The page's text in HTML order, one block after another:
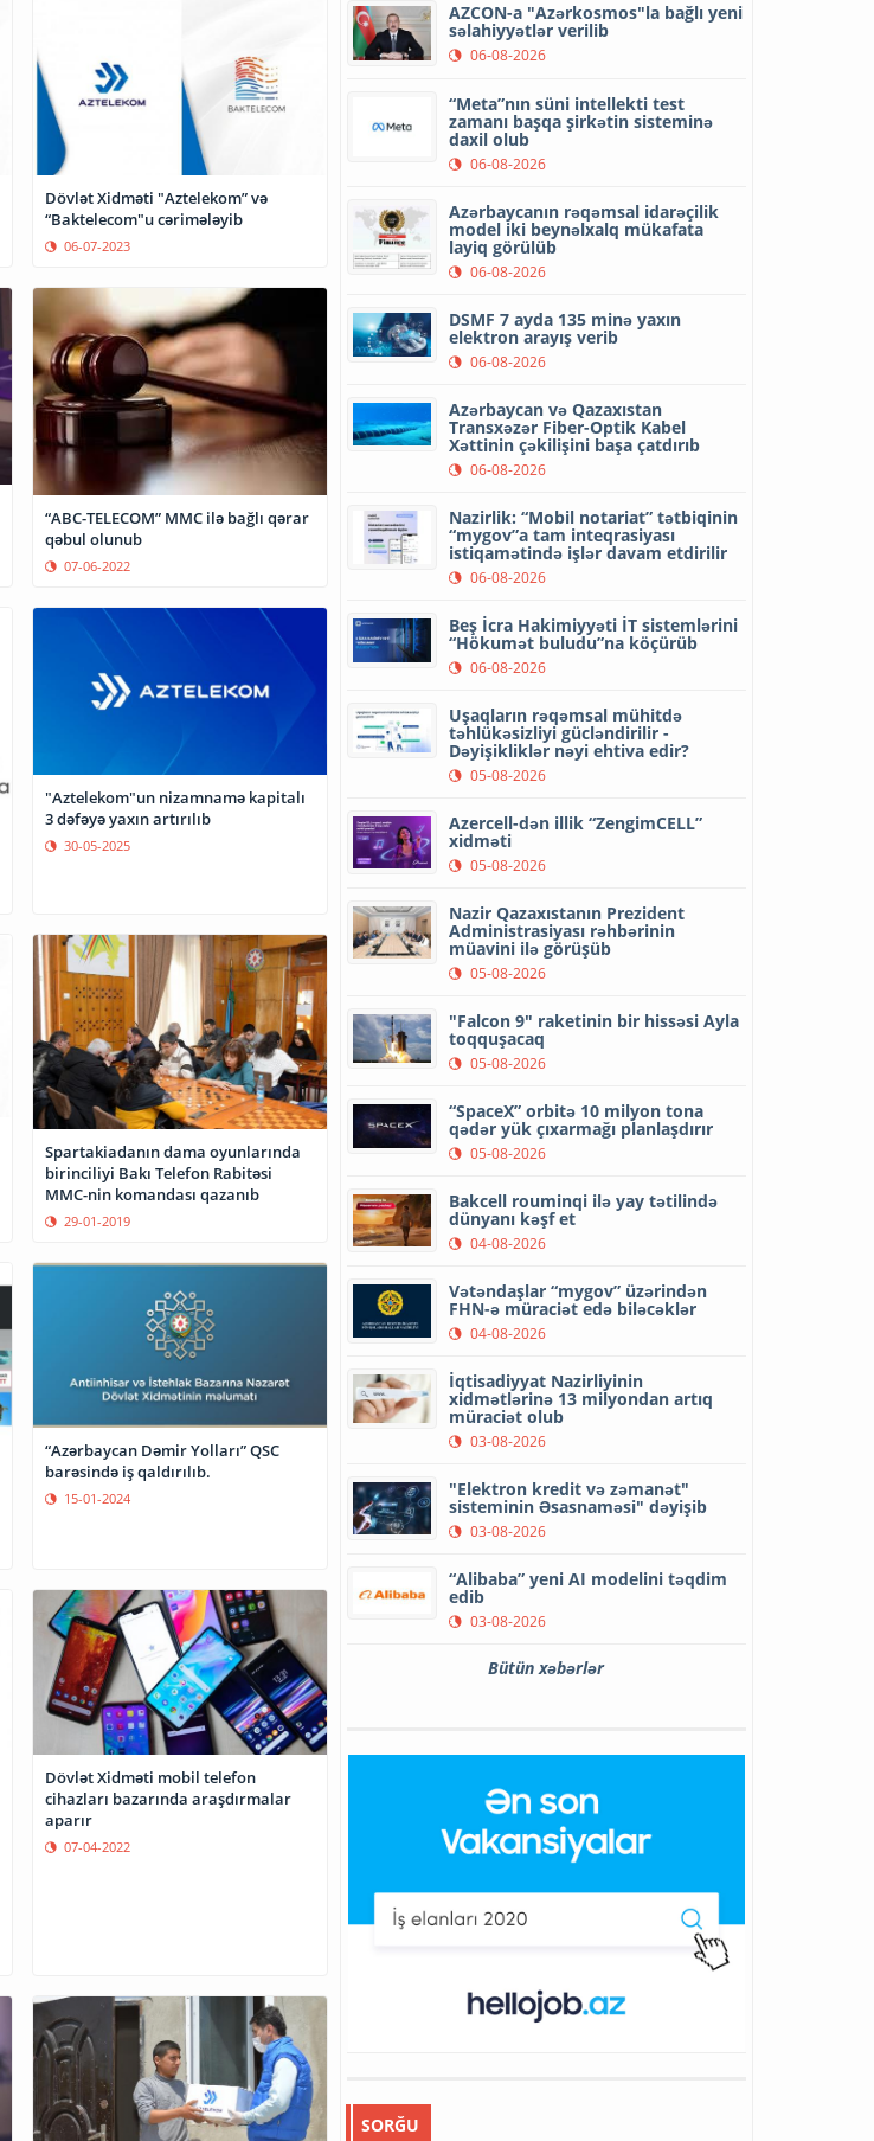
Dövlət Xidməti "Aztelekom” və
“Baktelecom"u cərimələyib
06-07-2023
“ABC-TELECOM” MMC ilə bağlı qərar
qəbul olunub
07-06-2022
"Aztelekom"un nizamnamə kapitalı
3 dəfəyə yaxın artırılıb
30-05-2025
Spartakiadanın dama oyunlarında
birinciliyi Bakı Telefon Rabitəsi
MMC-nin komandası qazanıb
29-01-2019
“Azərbaycan Dəmir Yolları” QSC
barəsində iş qaldırılıb.
15-01-2024
Dövlət Xidməti mobil telefon
cihazları bazarında araşdırmalar
aparır
07-04-2022
AZCON-a "Azərkosmos"la bağlı yeni
səlahiyyətlər verilib
06-08-2026
“Meta”nın süni intellekti test
zamanı başqa şirkətin sisteminə
daxil olub
06-08-2026
Azərbaycanın rəqəmsal idarəçilik
model iki beynəlxalq mükafata
layiq görülüb
06-08-2026
DSMF 7 ayda 135 minə yaxın
elektron arayış verib
06-08-2026
Azərbaycan və Qazaxıstan
Transxəzər Fiber-Optik Kabel
Xəttinin çəkilişini başa çatdırıb
06-08-2026
Nazirlik: “Mobil notariat” tətbiqinin
“mygov”a tam inteqrasiyası
istiqamətində işlər davam etdirilir
06-08-2026
Beş İcra Hakimiyyəti İT sistemlərini
“Hökumət buludu”na köçürüb
06-08-2026
Uşaqların rəqəmsal mühitdə
təhlükəsizliyi gücləndirilir -
Dəyişikliklər nəyi ehtiva edir?
05-08-2026
Azercell-dən illik “ZengimCELL”
xidməti
05-08-2026
Nazir Qazaxıstanın Prezident
Administrasiyası rəhbərinin
müavini ilə görüşüb
05-08-2026
"Falcon 9" raketinin bir hissəsi Ayla
toqquşacaq
05-08-2026
“SpaceX” orbitə 10 milyon tona
qədər yük çıxarmağı planlaşdırır
05-08-2026
Bakcell rouminqi ilə yay tətilində
dünyanı kəşf et
04-08-2026
Vətəndaşlar “mygov” üzərindən
FHN-ə müraciət edə biləcəklər
04-08-2026
İqtisadiyyat Nazirliyinin
xidmətlərinə 13 milyondan artıq
müraciət olub
03-08-2026
"Elektron kredit və zəmanət"
sisteminin Əsasnaməsi" dəyişib
03-08-2026
“Alibaba” yeni AI modelini təqdim
edib
03-08-2026
Bütün xəbərlər
SORĞU